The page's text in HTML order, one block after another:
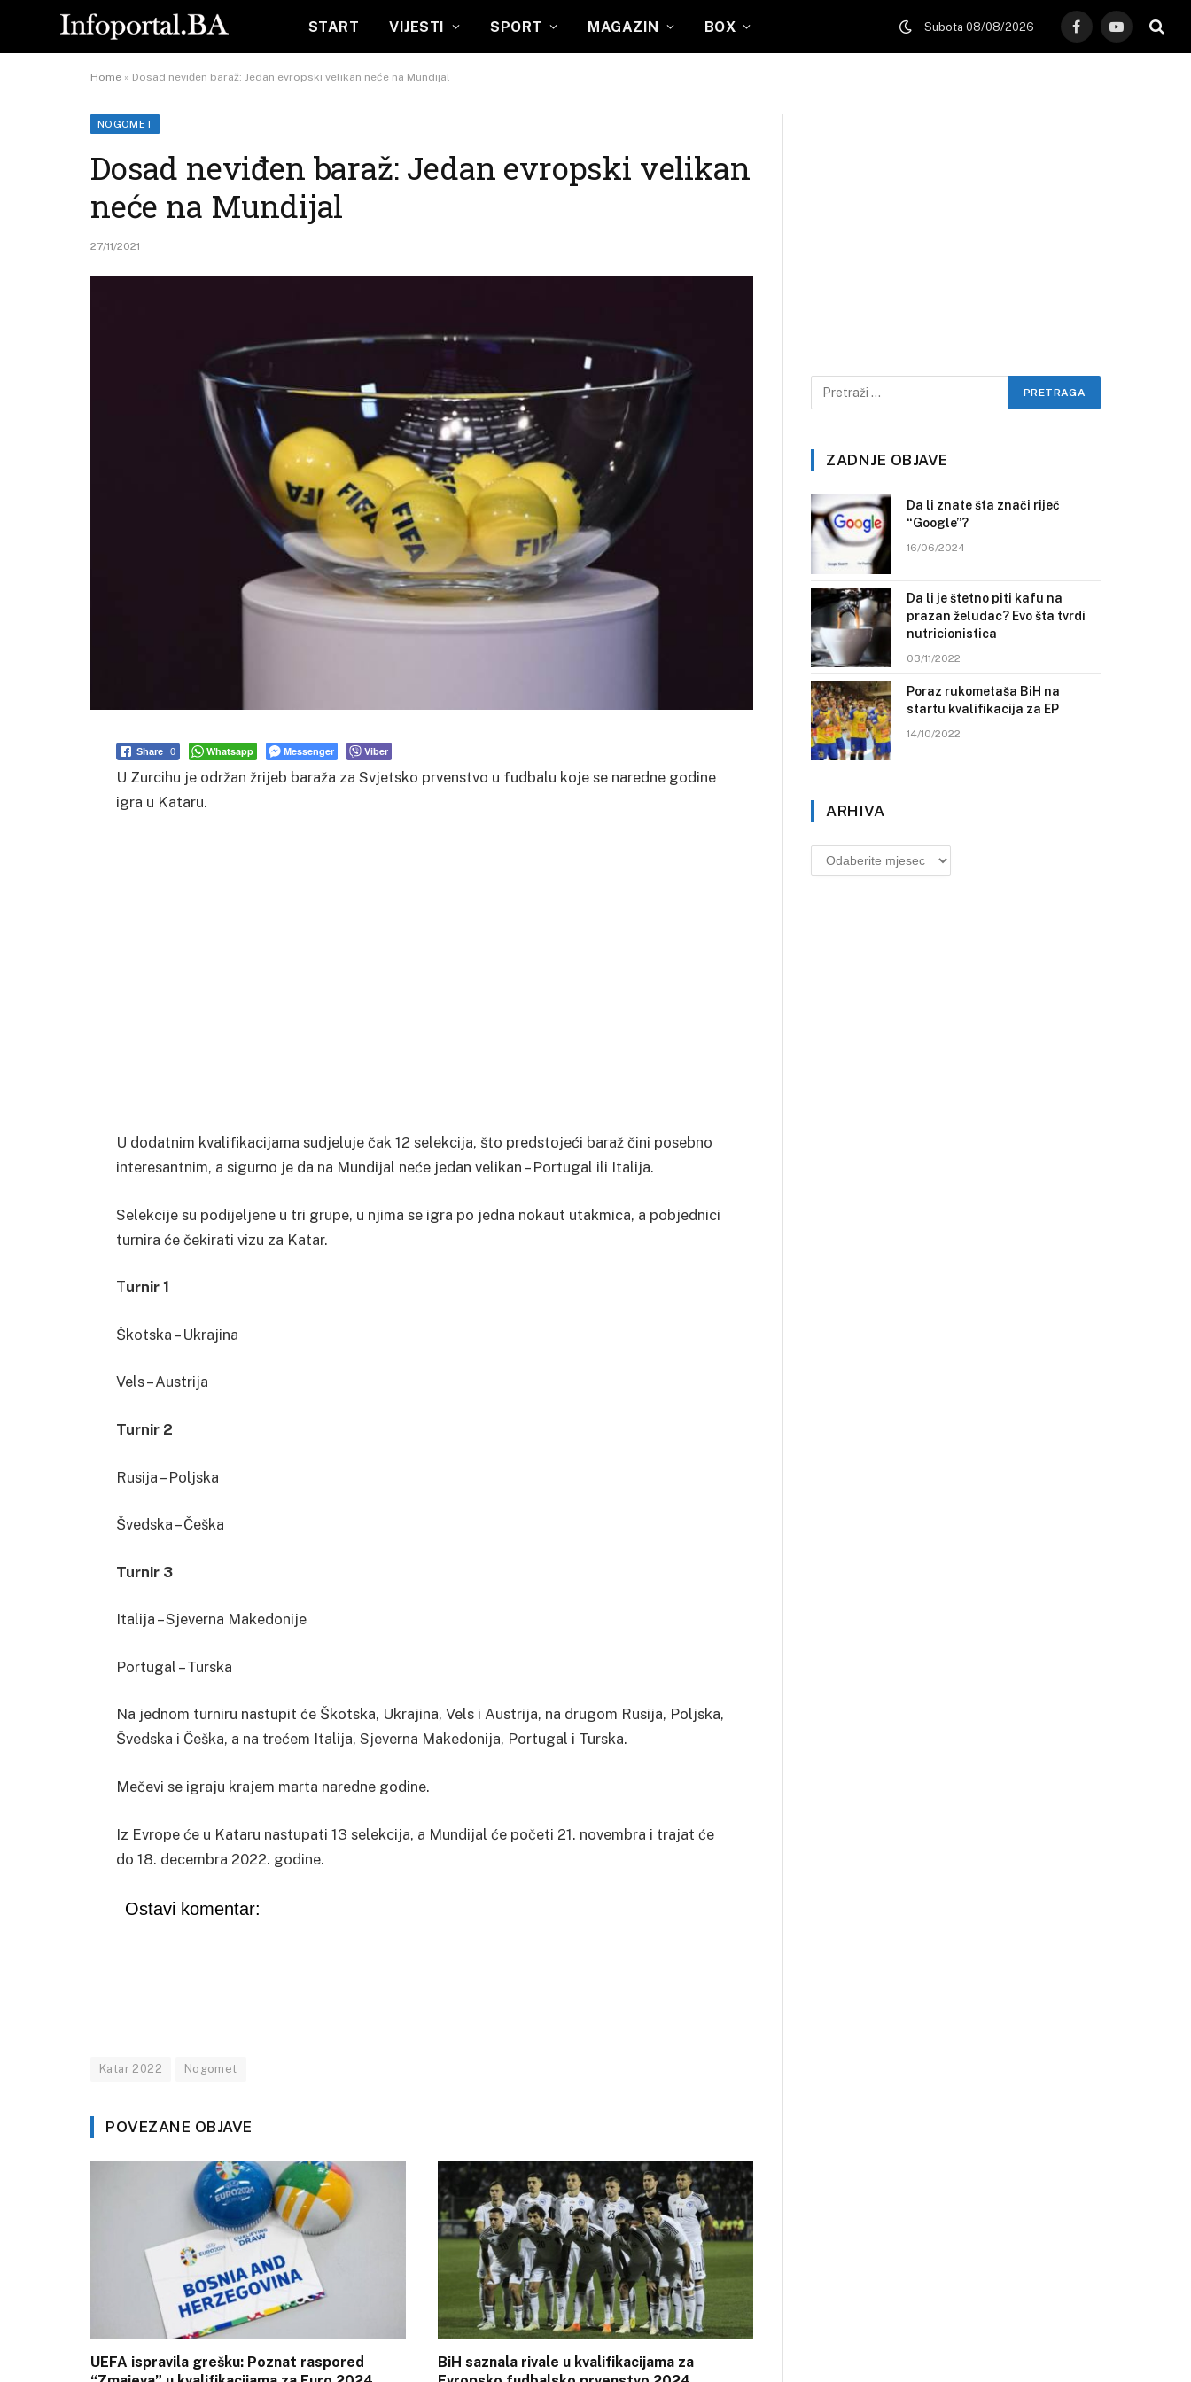
START VIJESTI SPORT MAGAZIN BOX Subota 08/08/2026
FacebookYouTube
Home » Dosad neviđen baraž: Jedan evropski velikan neće na Mundijal
NOGOMET
Dosad neviđen baraž: Jedan evropski velikan
neće na Mundijal
27/11/2021
Share 0 Whatsapp Messenger Viber
U Zurcihu je održan žrijeb baraža za Svjetsko prvenstvo u fudbalu koje se naredne godine
igra u Kataru.
U dodatnim kvalifikacijama sudjeluje čak 12 selekcija, što predstojeći baraž čini posebno
interesantnim, a sigurno je da na Mundijal neće jedan velikan – Portugal ili Italija.
Selekcije su podijeljene u tri grupe, u njima se igra po jedna nokaut utakmica, a pobjednici
turnira će čekirati vizu za Katar.
Turnir 1
Škotska – Ukrajina
Vels – Austrija
Turnir 2
Rusija – Poljska
Švedska – Češka
Turnir 3
Italija – Sjeverna Makedonije
Portugal – Turska
Na jednom turniru nastupit će Škotska, Ukrajina, Vels i Austrija, na drugom Rusija, Poljska,
Švedska i Češka, a na trećem Italija, Sjeverna Makedonija, Portugal i Turska.
Mečevi se igraju krajem marta naredne godine.
Iz Evrope će u Kataru nastupati 13 selekcija, a Mundijal će početi 21. novembra i trajat će
do 18. decembra 2022. godine.
Ostavi komentar:
Katar 2022 Nogomet
POVEZANE OBJAVE
UEFA ispravila grešku: Poznat raspored
BiH saznala rivale u kvalifikacijama za
ZADNJE OBJAVE
Da li znate šta znači riječ
“Google”?
16/06/2024
Da li je štetno piti kafu na
prazan želudac? Evo šta tvrdi
nutricionistica
03/11/2022
Poraz rukometaša BiH na
startu kvalifikacija za EP
14/10/2022
ARHIVA
Arhiva